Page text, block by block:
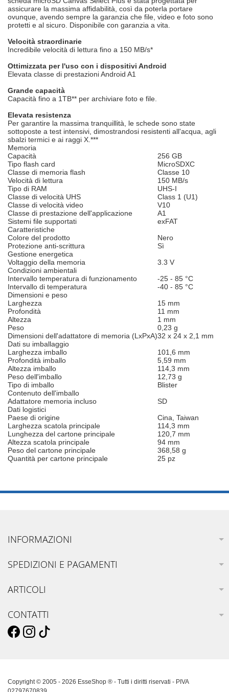
assicurare la massima affidabilità, così da poterla portare
ovunque, avendo sempre la garanzia che file, video e foto sono
protetti e al sicuro. Disponibile con garanzia a vita.
Velocità straordinarie
Incredibile velocità di lettura fino a 150 MB/s*
Ottimizzata per l'uso con i dispositivi Android
Elevata classe di prestazioni Android A1
Grande capacità
Capacità fino a 1TB** per archiviare foto e file.
Elevata resistenza
Per garantire la massima tranquillità, le schede sono state
sottoposte a test intensivi, dimostrandosi resistenti all'acqua, agli
sbalzi termici e ai raggi X.***
Memoria
Capacità
256 GB
Tipo flash card
MicroSDXC
Classe di memoria flash
Classe 10
Velocità di lettura
150 MB/s
Tipo di RAM
UHS-I
Classe di velocità UHS
Class 1 (U1)
Classe di velocità video
V10
Classe di prestazione dell'applicazione
A1
Sistemi file supportati
exFAT
Caratteristiche
Colore del prodotto
Nero
Protezione anti-scrittura
Sì
Gestione energetica
Voltaggio della memoria
3.3 V
Condizioni ambientali
Intervallo temperatura di funzionamento
-25 - 85 °C
Intervallo di temperatura
-40 - 85 °C
Dimensioni e peso
Larghezza
15 mm
Profondità
11 mm
Altezza
1 mm
Peso
0,23 g
Dimensioni dell'adattatore di memoria (LxPxA)32 x 24 x 2,1 mm
Dati su imballaggio
Larghezza imballo
101,6 mm
Profondità imballo
5,59 mm
Altezza imballo
114,3 mm
Peso dell'imballo
12,73 g
Tipo di imballo
Blister
Contenuto dell'imballo
Adattatore memoria incluso
SD
Dati logistici
Paese di origine
Cina, Taiwan
Larghezza scatola principale
114,3 mm
Lunghezza del cartone principale
120,7 mm
Altezza scatola principale
94 mm
Peso del cartone principale
368,58 g
Quantità per cartone principale
25 pz
INFORMAZIONI
SPEDIZIONI E PAGAMENTI
ARTICOLI
CONTATTI
Copyright © 2005 - 2026 EsseShop ® - Tutti i diritti riservati - PIVA